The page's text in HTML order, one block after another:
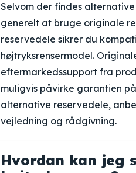
Selvom der findes
generelt at bruge originale
reservedele sikrer du
højtryksrensermodel.
eftermarkedssupport fra
muligvis påvirke garantien
alternative reservedele,
vejledning og rådgivning.
Hvordan kan jeg